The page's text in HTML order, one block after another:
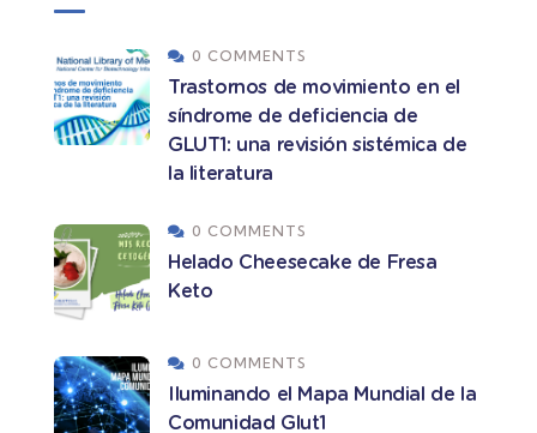
0 COMMENTS
Trastornos de movimiento en el
síndrome de deficiencia de
GLUT1: una revisión sistémica de
la literatura
0 COMMENTS
Helado Cheesecake de Fresa
Keto
0 COMMENTS
Iluminando el Mapa Mundial de la
Comunidad Glut1